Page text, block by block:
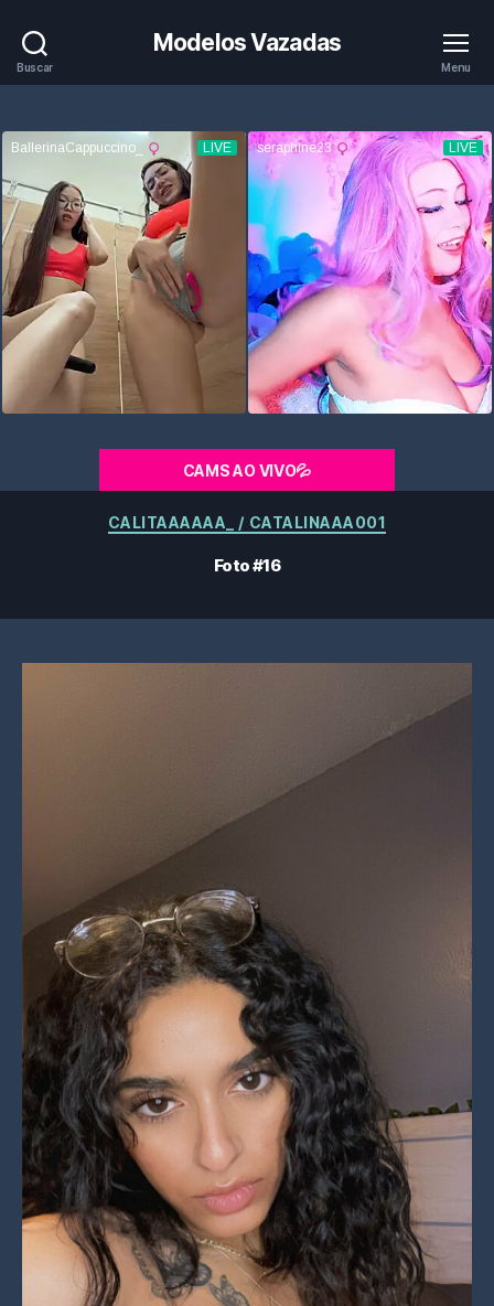
Buscar
Modelos Vazadas
Menu
CAMS AO VIVO💦
Categorias
CALITAAAAAA_ / CATALINAAA001
Foto #16